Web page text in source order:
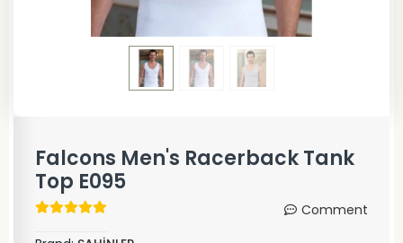
Falcons Men's Racerback Tank
Top E095
Comment